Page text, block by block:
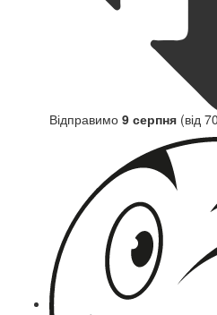
Відправимо 9 серпня (від